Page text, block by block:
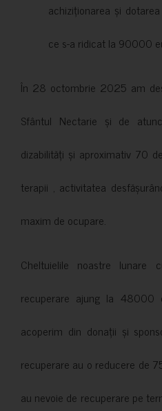
achiziționarea și
ce s-a ridicat la 90000
În 28 octombrie 2025 am
Sfântul Nectarie și de
dizabilități și aproximativ 70
terapii , activitatea
maxim de ocupare.
Cheltuielile noastre lunare
recuperare ajung la 48000
acoperim din donații și
recuperare au o reducere de
au nevoie de recuperare pe